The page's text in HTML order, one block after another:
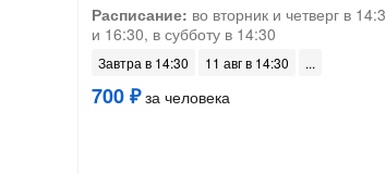
Расписание: во вторник и четверг в
и 16:30, в субботу в 14:30
Завтра в 14:30 11 авг в 14:30
700 ₽за человека